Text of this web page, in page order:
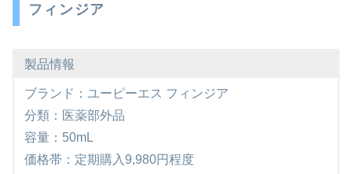
フィンジア
製品情報
ブランド：ユーピーエス フィンジア
分類：医薬部外品
容量：50mL
価格帯：定期購入9,980円程度